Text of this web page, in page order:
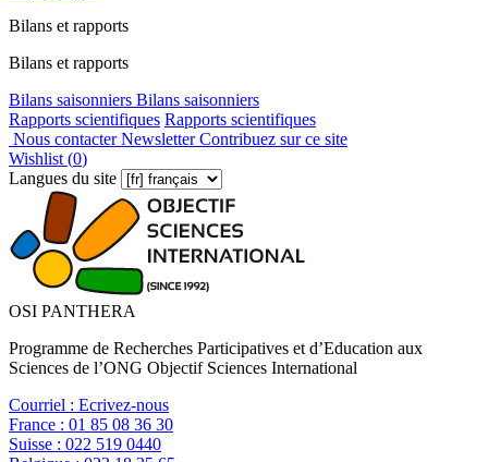
Bilans et rapports
Bilans et rapports
Bilans saisonniers Bilans saisonniers
Rapports scientifiques Rapports scientifiques
Nous contacterNewsletterContribuez sur ce site
Wishlist (0)
Langues du site
OSI PANTHERA
Programme de Recherches Participatives et d’Education aux
Sciences de l’ONG Objectif Sciences International
Courriel : Ecrivez-nous
France : 01 85 08 36 30
Suisse : 022 519 0440